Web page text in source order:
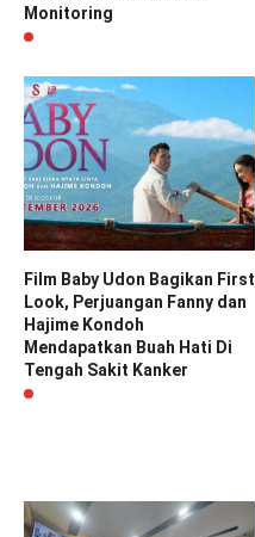
Monitoring
Film Baby Udon Bagikan First
Look, Perjuangan Fanny dan
Hajime Kondoh
Mendapatkan Buah Hati Di
Tengah Sakit Kanker